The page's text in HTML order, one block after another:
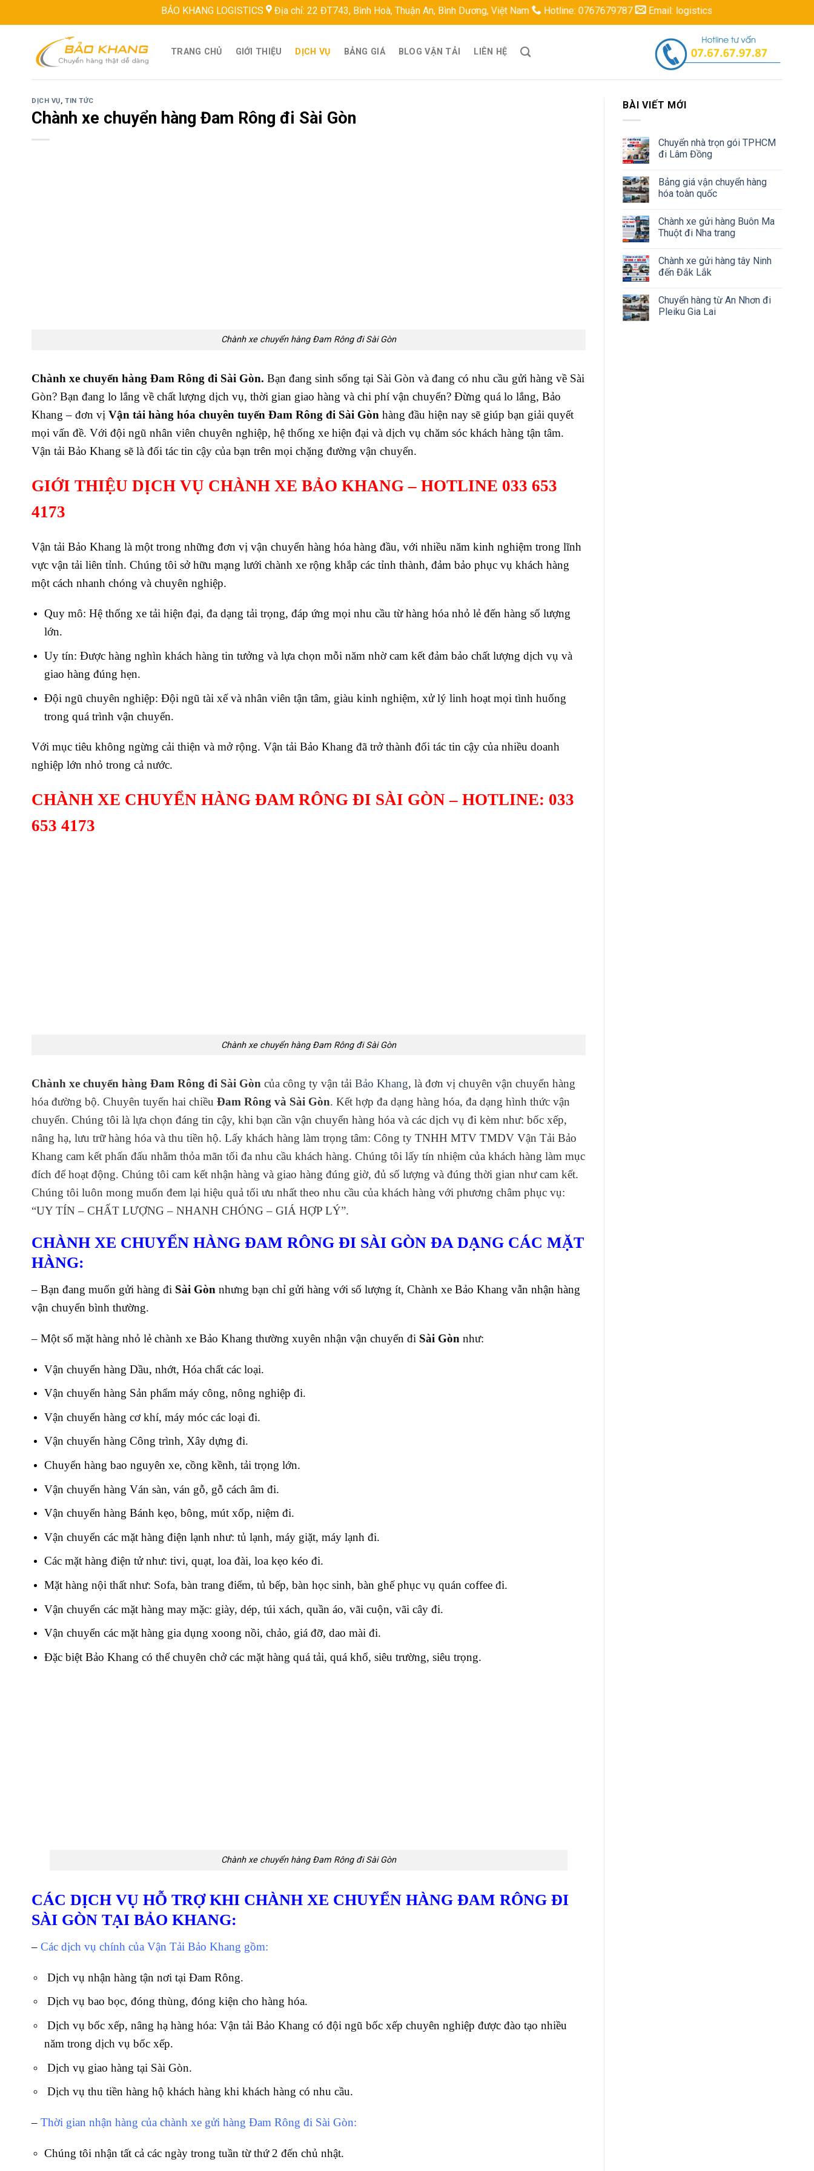
to
BẢO KHANG LOGISTICS Địa chỉ: 22 ĐT743, Bình Hoà, Thuận An, Bình Dương, Việt Nam Hotline: 0767679787 Email: logisticsbaokhang@gmail.com
TRANG CHỦ GIỚI THIỆU DỊCH VỤ BẢNG GIÁ BLOG VẬN TẢI LIÊN HỆ
DỊCH VỤ,TIN TỨC
Chành xe chuyển hàng Đam Rông đi Sài Gòn
Chành xe chuyển hàng Đam Rông đi Sài Gòn
Chành xe chuyển hàng Đam Rông đi Sài Gòn. Bạn đang sinh sống tại Sài Gòn và đang có nhu cầu gửi hàng về Sài
Gòn? Bạn đang lo lắng về chất lượng dịch vụ, thời gian giao hàng và chi phí vận chuyển? Đừng quá lo lắng, Bảo
Khang – đơn vị Vận tải hàng hóa chuyên tuyến Đam Rông đi Sài Gòn hàng đầu hiện nay sẽ giúp bạn giải quyết
mọi vấn đề. Với đội ngũ nhân viên chuyên nghiệp, hệ thống xe hiện đại và dịch vụ chăm sóc khách hàng tận tâm.
Vận tải Bảo Khang sẽ là đối tác tin cậy của bạn trên mọi chặng đường vận chuyển.
GIỚI THIỆU DỊCH VỤ CHÀNH XE BẢO KHANG – HOTLINE 033 653
4173
Vận tải Bảo Khang là một trong những đơn vị vận chuyển hàng hóa hàng đầu, với nhiều năm kinh nghiệm trong lĩnh
vực vận tải liên tỉnh. Chúng tôi sở hữu mạng lưới chành xe rộng khắp các tỉnh thành, đảm bảo phục vụ khách hàng
một cách nhanh chóng và chuyên nghiệp.
Quy mô: Hệ thống xe tải hiện đại, đa dạng tải trọng, đáp ứng mọi nhu cầu từ hàng hóa nhỏ lẻ đến hàng số lượng
lớn.
Uy tín: Được hàng nghìn khách hàng tin tưởng và lựa chọn mỗi năm nhờ cam kết đảm bảo chất lượng dịch vụ và
giao hàng đúng hẹn.
Đội ngũ chuyên nghiệp: Đội ngũ tài xế và nhân viên tận tâm, giàu kinh nghiệm, xử lý linh hoạt mọi tình huống
trong quá trình vận chuyển.
Với mục tiêu không ngừng cải thiện và mở rộng. Vận tải Bảo Khang đã trở thành đối tác tin cậy của nhiều doanh
nghiệp lớn nhỏ trong cả nước.
CHÀNH XE CHUYỂN HÀNG ĐAM RÔNG ĐI SÀI GÒN – HOTLINE: 033
653 4173
Chành xe chuyển hàng Đam Rông đi Sài Gòn
Chành xe chuyển hàng Đam Rông đi Sài Gòn của công ty vận tải Bảo Khang, là đơn vị chuyên vận chuyển hàng
hóa đường bộ. Chuyên tuyến hai chiều Đam Rông và Sài Gòn. Kết hợp đa dạng hàng hóa, đa dạng hình thức vận
chuyển. Chúng tôi là lựa chọn đáng tin cậy, khi bạn cần vận chuyển hàng hóa và các dịch vụ đi kèm như: bốc xếp,
nâng hạ, lưu trữ hàng hóa và thu tiền hộ. Lấy khách hàng làm trọng tâm: Công ty TNHH MTV TMDV Vận Tải Bảo
Khang cam kết phấn đấu nhằm thỏa mãn tối đa nhu cầu khách hàng. Chúng tôi lấy tín nhiệm của khách hàng làm mục
đích để hoạt động. Chúng tôi cam kết nhận hàng và giao hàng đúng giờ, đủ số lượng và đúng thời gian như cam kết.
Chúng tôi luôn mong muốn đem lại hiệu quả tối ưu nhất theo nhu cầu của khách hàng với phương châm phục vụ:
“UY TÍN – CHẤT LƯỢNG – NHANH CHÓNG – GIÁ HỢP LÝ”.
CHÀNH XE CHUYỂN HÀNG ĐAM RÔNG ĐI SÀI GÒN ĐA DẠNG CÁC MẶT
HÀNG:
– Bạn đang muốn gửi hàng đi Sài Gòn nhưng bạn chỉ gửi hàng với số lượng ít, Chành xe Bảo Khang vẫn nhận hàng
vận chuyển bình thường.
– Một số mặt hàng nhỏ lẻ chành xe Bảo Khang thường xuyên nhận vận chuyển đi Sài Gòn như:
Vận chuyển hàng Dầu, nhớt, Hóa chất các loại.
Vận chuyển hàng Sản phẩm máy công, nông nghiệp đi.
Vận chuyển hàng cơ khí, máy móc các loại đi.
Vận chuyển hàng Công trình, Xây dựng đi.
Chuyển hàng bao nguyên xe, cồng kềnh, tải trọng lớn.
Vận chuyển hàng Ván sàn, ván gỗ, gỗ cách âm đi.
Vận chuyển hàng Bánh kẹo, bông, mút xốp, niệm đi.
Vận chuyển các mặt hàng điện lạnh như: tủ lạnh, máy giặt, máy lạnh đi.
Các mặt hàng điện tử như: tivi, quạt, loa đài, loa kẹo kéo đi.
Mặt hàng nội thất như: Sofa, bàn trang điểm, tủ bếp, bàn học sinh, bàn ghế phục vụ quán coffee đi.
Vận chuyển các mặt hàng may mặc: giày, dép, túi xách, quần áo, vãi cuộn, vãi cây đi.
Vận chuyển các mặt hàng gia dụng xoong nồi, chảo, giá đỡ, dao mài đi.
Đặc biệt Bảo Khang có thể chuyên chở các mặt hàng quá tải, quá khổ, siêu trường, siêu trọng.
Chành xe chuyển hàng Đam Rông đi Sài Gòn
CÁC DỊCH VỤ HỖ TRỢ KHI CHÀNH XE CHUYỂN HÀNG ĐAM RÔNG ĐI
SÀI GÒN TẠI BẢO KHANG:
– Các dịch vụ chính của Vận Tải Bảo Khang gồm:
Dịch vụ nhận hàng tận nơi tại Đam Rông.
Dịch vụ bao bọc, đóng thùng, đóng kiện cho hàng hóa.
Dịch vụ bốc xếp, nâng hạ hàng hóa: Vận tải Bảo Khang có đội ngũ bốc xếp chuyên nghiệp được đào tạo nhiều
năm trong dịch vụ bốc xếp.
Dịch vụ giao hàng tại Sài Gòn.
Dịch vụ thu tiền hàng hộ khách hàng khi khách hàng có nhu cầu.
– Thời gian nhận hàng của chành xe gửi hàng Đam Rông đi Sài Gòn:
Chúng tôi nhận tất cả các ngày trong tuần từ thứ 2 đến chủ nhật.
BÀI VIẾT MỚI
Chuyển nhà trọn gói TPHCM
đi Lâm Đồng
Bảng giá vận chuyển hàng
hóa toàn quốc
Chành xe gửi hàng Buôn Ma
Thuột đi Nha trang
Chành xe gửi hàng tây Ninh
đến Đắk Lắk
Chuyển hàng từ An Nhơn đi
Pleiku Gia Lai